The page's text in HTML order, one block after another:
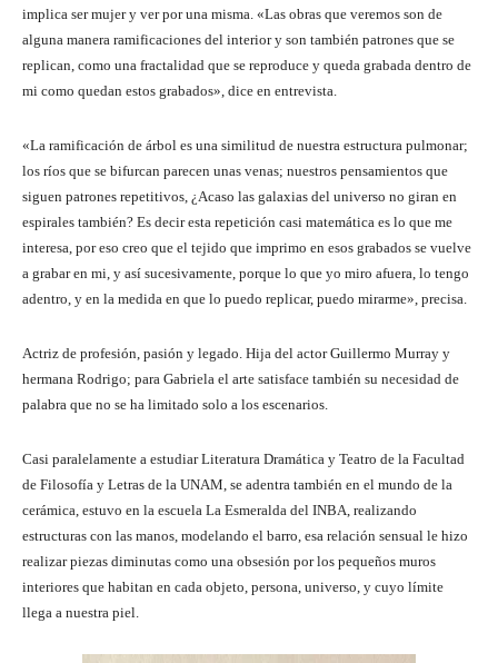
implica ser mujer y ver por una misma. «Las obras que veremos son de
alguna manera ramificaciones del interior y son también patrones que se
replican, como una fractalidad que se reproduce y queda grabada dentro de
mi como quedan estos grabados», dice en entrevista.
«La ramificación de árbol es una similitud de nuestra estructura pulmonar;
los ríos que se bifurcan parecen unas venas; nuestros pensamientos que
siguen patrones repetitivos, ¿Acaso las galaxias del universo no giran en
espirales también? Es decir esta repetición casi matemática es lo que me
interesa, por eso creo que el tejido que imprimo en esos grabados se vuelve
a grabar en mi, y así sucesivamente, porque lo que yo miro afuera, lo tengo
adentro, y en la medida en que lo puedo replicar, puedo mirarme», precisa.
Actriz de profesión, pasión y legado. Hija del actor Guillermo Murray y
hermana Rodrigo; para Gabriela el arte satisface también su necesidad de
palabra que no se ha limitado solo a los escenarios.
Casi paralelamente a estudiar Literatura Dramática y Teatro de la Facultad
de Filosofía y Letras de la UNAM, se adentra también en el mundo de la
cerámica, estuvo en la escuela La Esmeralda del INBA, realizando
estructuras con las manos, modelando el barro, esa relación sensual le hizo
realizar piezas diminutas como una obsesión por los pequeños muros
interiores que habitan en cada objeto, persona, universo, y cuyo límite
llega a nuestra piel.